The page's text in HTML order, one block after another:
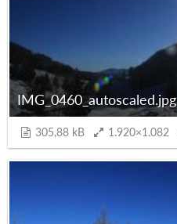
IMG_0460_autoscaled.jpg
305,88 kB 1.920×1.082